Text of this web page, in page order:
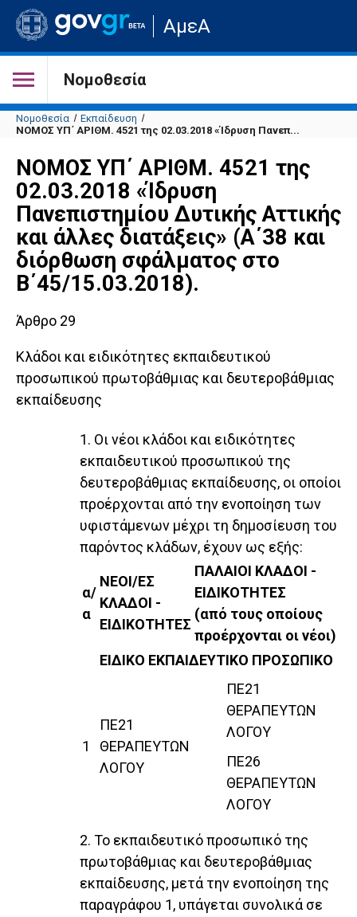
Μετάβαση
στην
σελίδα
του
ΑμεΑ
Νομοθεσία
Νομοθεσία
Εκπαίδευση
ΝΟΜΟΣ ΥΠ΄ ΑΡΙΘΜ. 4521 της 02.03.2018 «Ίδρυση Πανεπ...
ΝΟΜΟΣ ΥΠ΄ ΑΡΙΘΜ. 4521 της
02.03.2018 «Ίδρυση
Πανεπιστημίου Δυτικής Αττικής
και άλλες διατάξεις» (Α΄38 και
διόρθωση σφάλματος στο
Β΄45/15.03.2018).
Άρθρο 29
Κλάδοι και ειδικότητες εκπαιδευτικού
προσωπικού πρωτοβάθμιας και δευτεροβάθμιας
εκπαίδευσης
1. Οι νέοι κλάδοι και ειδικότητες
εκπαιδευτικού προσωπικού της
δευτεροβάθμιας εκπαίδευσης, οι οποίοι
προέρχονται από την ενοποίηση των
υφιστάμενων μέχρι τη δημοσίευση του
παρόντος κλάδων, έχουν ως εξής:
α/
α
ΝΕΟΙ/ΕΣ
ΚΛΑΔΟΙ -
ΕΙΔΙΚΟΤΗΤΕΣ
ΠΑΛΑΙΟΙ ΚΛΑΔΟΙ -
ΕΙΔΙΚΟΤΗΤΕΣ
(από τους οποίους
προέρχονται οι νέοι)
ΕΙΔΙΚΟ ΕΚΠΑΙΔΕΥΤΙΚΟ ΠΡΟΣΩΠΙΚΟ
1
ΠΕ21
ΘΕΡΑΠΕΥΤΩΝ
ΛΟΓΟΥ
ΠΕ21
ΘΕΡΑΠΕΥΤΩΝ
ΛΟΓΟΥ
ΠΕ26
ΘΕΡΑΠΕΥΤΩΝ
ΛΟΓΟΥ
2. Το εκπαιδευτικό προσωπικό της
πρωτοβάθμιας και δευτεροβάθμιας
εκπαίδευσης, μετά την ενοποίηση της
παραγράφου 1, υπάγεται συνολικά σε